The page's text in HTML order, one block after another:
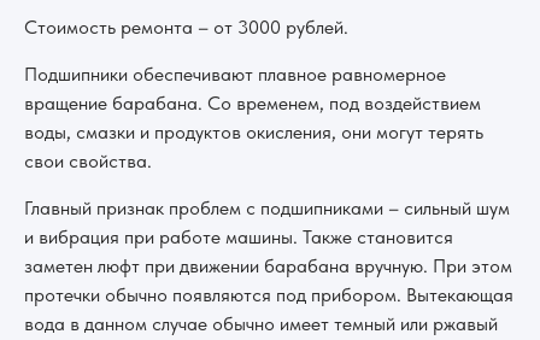
Стоимость ремонта – от 3000 рублей.
Подшипники обеспечивают плавное равномерное
вращение барабана. Со временем, под воздействием
воды, смазки и продуктов окисления, они могут терять
свои свойства.
Главный признак проблем с подшипниками – сильный шум
и вибрация при работе машины. Также становится
заметен люфт при движении барабана вручную. При этом
протечки обычно появляются под прибором. Вытекающая
вода в данном случае обычно имеет темный или ржавый